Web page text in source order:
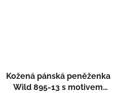
Kožená pánská peněženka
Wild 895-13 s motivem